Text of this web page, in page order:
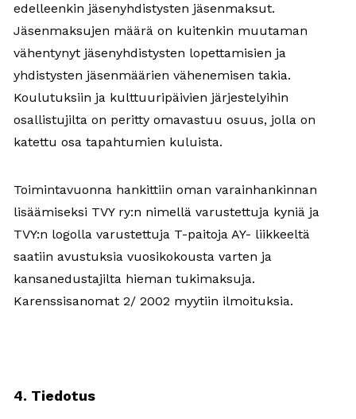
edelleenkin jäsenyhdistysten jäsenmaksut.
Jäsenmaksujen määrä on kuitenkin muutaman
vähentynyt jäsenyhdistysten lopettamisien ja
yhdistysten jäsenmäärien vähenemisen takia.
Koulutuksiin ja kulttuuripäivien järjestelyihin
osallistujilta on peritty omavastuu osuus, jolla on
katettu osa tapahtumien kuluista.
Toimintavuonna hankittiin oman varainhankinnan
lisäämiseksi TVY ry:n nimellä varustettuja kyniä ja
TVY:n logolla varustettuja T-paitoja AY- liikkeeltä
saatiin avustuksia vuosikokousta varten ja
kansanedustajilta hieman tukimaksuja.
Karenssisanomat 2/ 2002 myytiin ilmoituksia.
4. Tiedotus